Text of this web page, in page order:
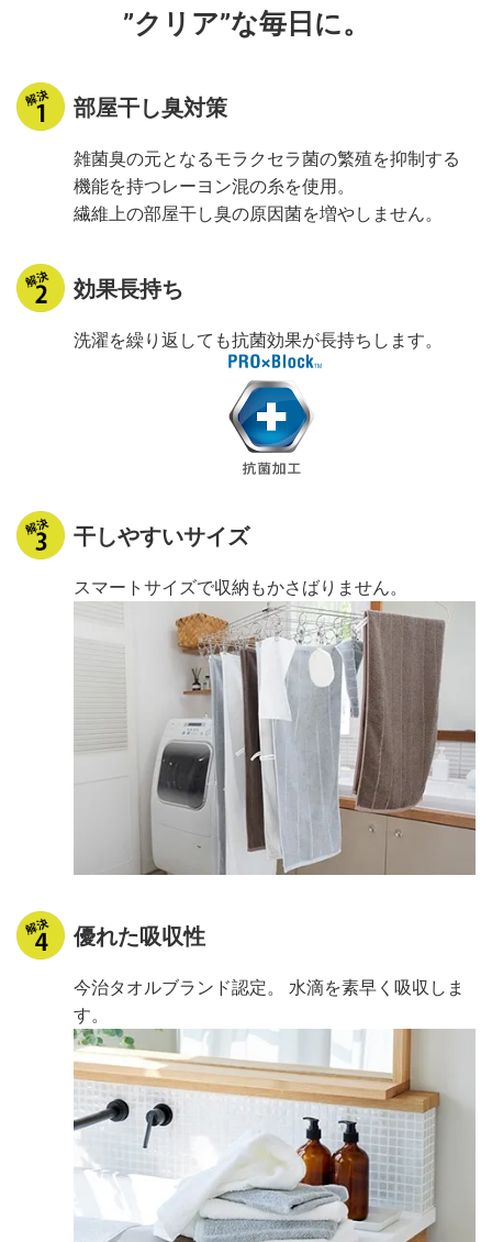
”クリア”な毎日に。
部屋干し臭対策
雑菌臭の元となるモラクセラ菌の繁殖を抑制する
機能を持つレーヨン混の糸を使用。
繊維上の部屋干し臭の原因菌を増やしません。
効果長持ち
洗濯を繰り返しても抗菌効果が長持ちします。
干しやすいサイズ
スマートサイズで収納もかさばりません。
優れた吸収性
今治タオルブランド認定。 水滴を素早く吸収しま
す。